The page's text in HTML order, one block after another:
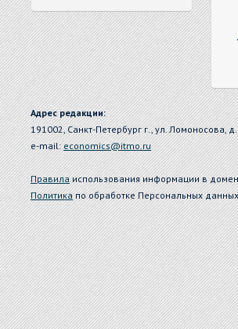
Адрес редакции:
191002, Санкт-Петербург г., ул. Ломоносова,
e-mail:economics@itmo.ru
Правилаиспользования информации в
Политикапо обработке Персональных данных